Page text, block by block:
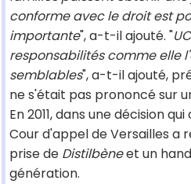
conforme avec le droit est
importante", a-t-il ajouté. "
responsabilités comme elle
semblables", a-t-il ajouté,
ne s'était pas prononcé sur
En 2011, dans une décision
Cour d'appel de Versailles a
prise de Distilbèneet un
génération.